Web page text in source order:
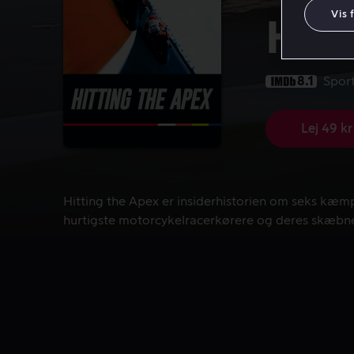
8.1
Lej 49 kr
Hitting the Apex er insiderhistorien om seks
Hitting the Apex er insiderhistorien om seks
hurtigste motorcykelracerkørere og deres
Vis